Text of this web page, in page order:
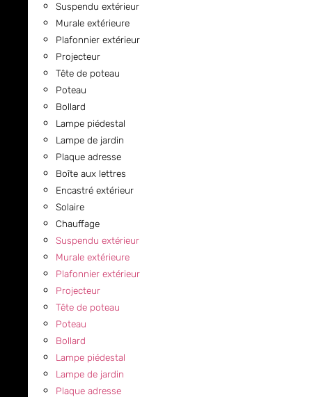
Suspendu extérieur
Murale extérieure
Plafonnier extérieur
Projecteur
Tête de poteau
Poteau
Bollard
Lampe piédestal
Lampe de jardin
Plaque adresse
Boîte aux lettres
Encastré extérieur
Solaire
Chauffage
Suspendu extérieur
Murale extérieure
Plafonnier extérieur
Projecteur
Tête de poteau
Poteau
Bollard
Lampe piédestal
Lampe de jardin
Plaque adresse